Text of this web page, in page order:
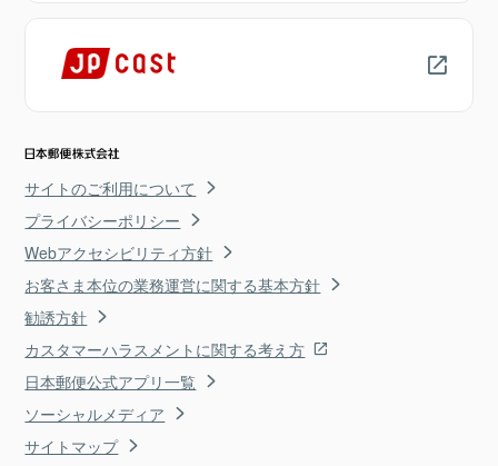
サイトのご利用について
プライバシーポリシー
Webアクセシビリティ方針
お客さま本位の業務運営に関する基本方針
勧誘方針
カスタマーハラスメントに関する考え方
日本郵便公式アプリ一覧
ソーシャルメディア
サイトマップ